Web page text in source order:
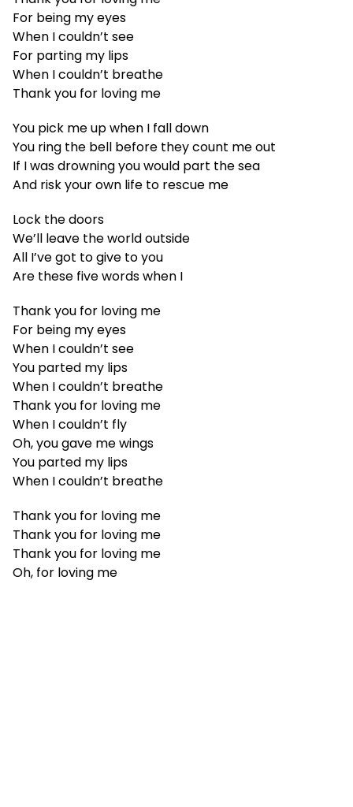
For being my eyes
When I couldn’t see
For parting my lips
When I couldn’t breathe
Thank you for loving me
You pick me up when I fall down
You ring the bell before they count me out
If I was drowning you would part the sea
And risk your own life to rescue me
Lock the doors
We’ll leave the world outside
All I’ve got to give to you
Are these five words when I
Thank you for loving me
For being my eyes
When I couldn’t see
You parted my lips
When I couldn’t breathe
Thank you for loving me
When I couldn’t fly
Oh, you gave me wings
You parted my lips
When I couldn’t breathe
Thank you for loving me
Thank you for loving me
Thank you for loving me
Oh, for loving me